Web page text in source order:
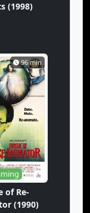
(1998)
96 min
of Re-
(1990)